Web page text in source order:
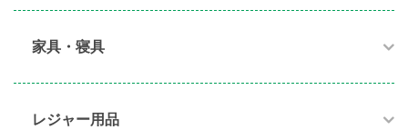
家具・寝具​
レジャー用品